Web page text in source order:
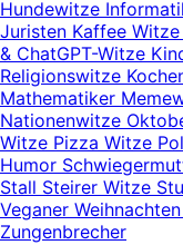
Hundewitze
Juristen Kaffee Witze
& ChatGPT-Witze
Religionswitze
Mathematiker
Nationenwitze
Witze Pizza Witze
Humor
Stall Steirer Witze
Veganer Weihnachten
Zungenbrecher